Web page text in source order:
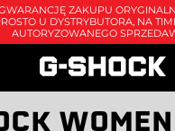
ZAKUPU
U DYSTRYBUTORA, NA
AUTORYZOWANEGO
WOMEN